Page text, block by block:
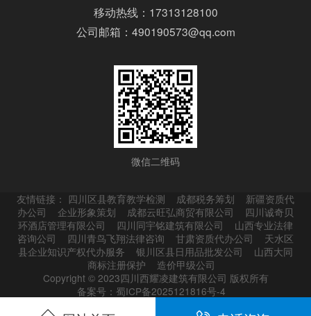
移动热线：17313128100
公司邮箱：490190573@qq.com
微信二维码
友情链接： 四川区县教育教学检测 成都税务筹划
新疆资质代
办公司
企业形象策划 成都云旺弘商贸有限公司
四川诚奇贝
环酒店管理有限公司
四川同宇铭建筑有限公司
山西专业法律
咨询公司
四川青鸟飞翔法律咨询 甘肃资质代办公司
天水区
县企业知识产权代办服务
银川区县日用品批发公司
山西大同
商标注册保护
造价甲级公司
Copyright © 2023四川西耀凌建筑有限公司 版权所有
备案号：蜀ICP备2025121816号-4